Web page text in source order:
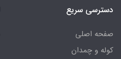
دسترسی سریع
صفحه اصلی
کوله و چمدان